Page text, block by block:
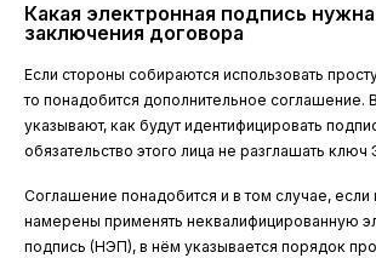
Какая электронная подпись
заключения договора
Если стороны собираются использовать
то понадобится дополнительное соглашение.
указывают, как будут идентифицировать
обязательство этого лица не разглашать ключ
Соглашение понадобится и в том случае, если
намерены применять неквалифицированную
подпись (НЭП), в нём указывается порядок